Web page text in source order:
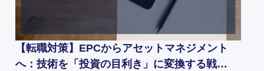
【転職対策】EPCからアセットマネジメント
へ：技術を「投資の目利き」に変換する戦…